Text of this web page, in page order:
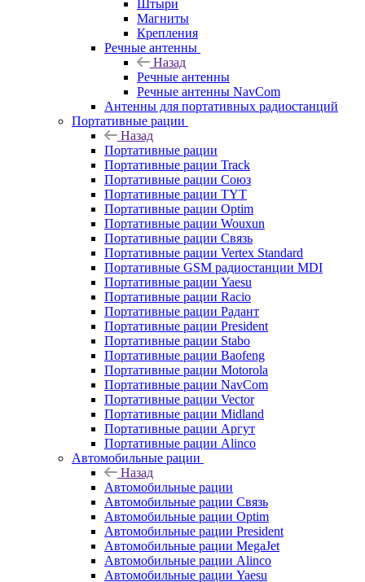
Штыри
Магниты
Крепления
Речные антенны
Назад
Речные антенны
Речные антенны NavCom
Антенны для портативных радиостанций
Портативные рации
Назад
Портативные рации
Портативные рации Track
Портативные рации Союз
Портативные рации TYT
Портативные рации Optim
Портативные рации Wouxun
Портативные рации Связь
Портативные рации Vertex Standard
Портативные GSM радиостанции MDI
Портативные рации Yaesu
Портативные рации Racio
Портативные рации Радант
Портативные рации President
Портативные рации Stabo
Портативные рации Baofeng
Портативные рации Motorola
Портативные рации NavCom
Портативные рации Vector
Портативные рации Midland
Портативные рации Аргут
Портативные рации Alinco
Автомобильные рации
Назад
Автомобильные рации
Автомобильные рации Связь
Автомобильные рации Optim
Автомобильные рации President
Автомобильные рации MegaJet
Автомобильные рации Alinco
Автомобильные рации Yaesu